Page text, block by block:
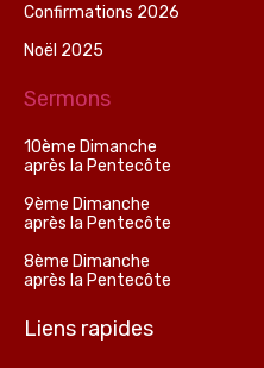
Confirmations 2026
Noël 2025
Sermons
10ème Dimanche
après la Pentecôte
9ème Dimanche
après la Pentecôte
8ème Dimanche
après la Pentecôte
Liens rapides